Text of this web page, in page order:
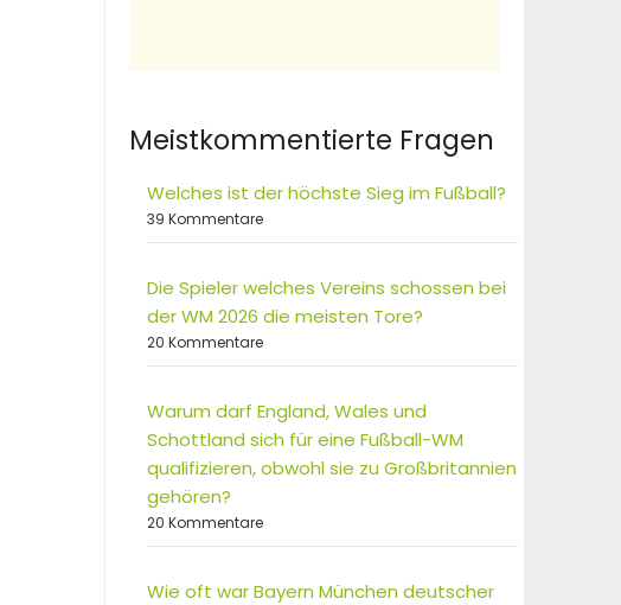
Meistkommentierte Fragen
Welches ist der höchste Sieg im Fußball?
39 Kommentare
Die Spieler welches Vereins schossen bei
der WM 2026 die meisten Tore?
20 Kommentare
Warum darf England, Wales und
Schottland sich für eine Fußball-WM
qualifizieren, obwohl sie zu Großbritannien
gehören?
20 Kommentare
Wie oft war Bayern München deutscher